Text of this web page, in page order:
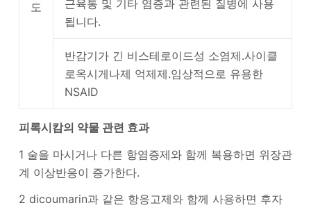
도
근육통 및 기타 염증과 관련된 질병에 사용
됩니다.
반감기가 긴 비스테로이드성 소염제.사이클
로옥시게나제 억제제.임상적으로 유용한
NSAID
피록시캄의 약물 관련 효과
1 술을 마시거나 다른 항염증제와 함께 복용하면 위장관
계 이상반응이 증가한다.
2 dicoumarin과 같은 항응고제와 함께 사용하면 후자